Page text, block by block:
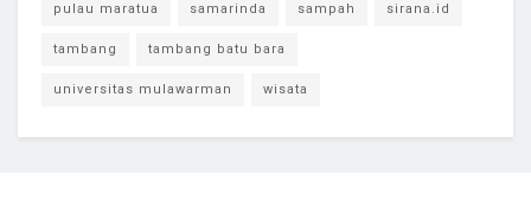
pulau maratua samarinda sampah sirana.id
tambang tambang batu bara
universitas mulawarman wisata